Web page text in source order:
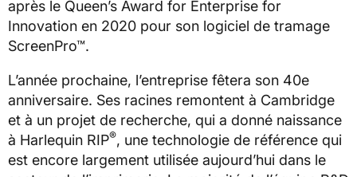
après le Queen’s Award for Enterprise for
Innovation en 2020 pour son logiciel de tramage
ScreenPro™.
L’année prochaine, l’entreprise fêtera son 40e
anniversaire. Ses racines remontent à Cambridge
et à un projet de recherche, qui a donné naissance
à Harlequin RIP®, une technologie de référence qui
est encore largement utilisée aujourd’hui dans le